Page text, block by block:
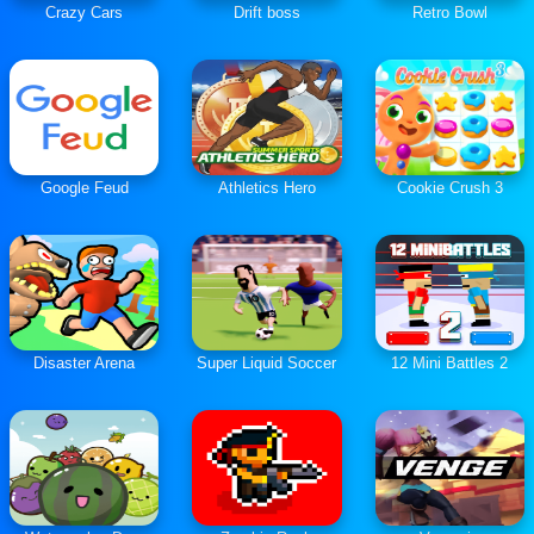
Crazy Cars Drift boss Retro Bowl
Google Feud Athletics Hero Cookie Crush 3
Disaster Arena Super Liquid Soccer 12 Mini Battles 2